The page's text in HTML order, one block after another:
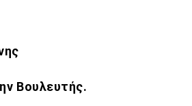
Βουλευτής.